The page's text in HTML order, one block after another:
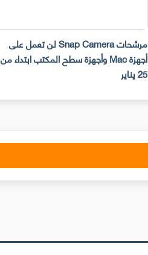
مرشحات Snap Camera لن تعمل على
أجهزة Mac وأجهزة سطح المكتب ابتداء من
25 يناير